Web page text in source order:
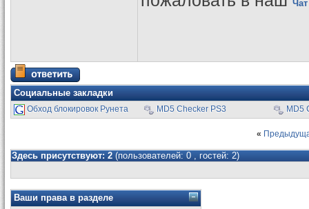
Социальные закладки
Обход блокировок Рунета MD5 Checker PS3 MD5
«
Здесь присутствуют: 2 (пользователей: 0 , гостей: 2)
Ваши права в разделе